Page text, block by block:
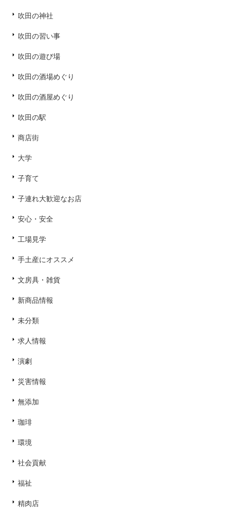
吹田の神社
吹田の習い事
吹田の遊び場
吹田の酒場めぐり
吹田の酒屋めぐり
吹田の駅
商店街
大学
子育て
子連れ大歓迎なお店
安心・安全
工場見学
手土産にオススメ
文房具・雑貨
新商品情報
未分類
求人情報
演劇
災害情報
無添加
珈琲
環境
社会貢献
福祉
精肉店